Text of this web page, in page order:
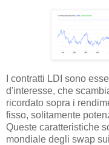
I contratti LDI sono
d'interesse, che
ricordato sopra i
fisso, solitamente
Queste caratteristiche
mondiale degli swap